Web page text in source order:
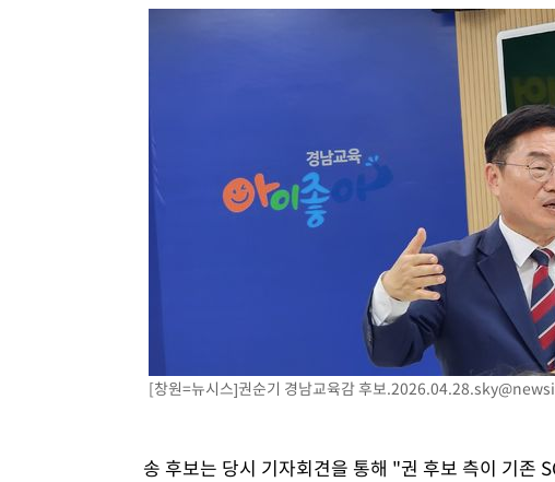
[창원=뉴시스]권순기 경남교육감 후보
송 후보는 당시 기자회견을 통해 "권 후보 측이 기존